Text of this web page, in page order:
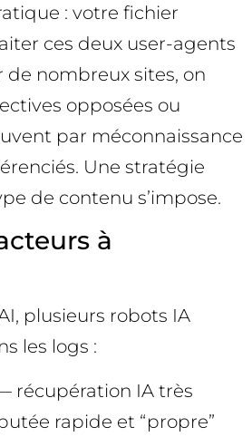
: votre fichier
ces deux user-agents
de nombreux sites, on
opposées ou
par méconnaissance
Une stratégie
de contenu s’impose.
à
plusieurs robots IA
les logs :
récupération IA très
rapide et “propre”